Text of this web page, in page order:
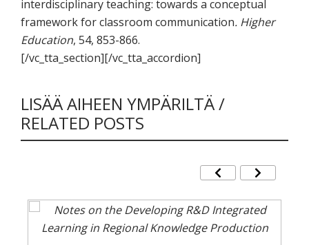
interdisciplinary teaching: towards a conceptual
framework for classroom communication. Higher
Education, 54, 853-866.
[/vc_tta_section][/vc_tta_accordion]
LISÄÄ AIHEEN YMPÄRILTÄ /
RELATED POSTS